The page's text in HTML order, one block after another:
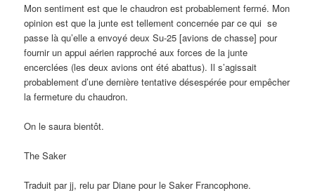
Mon sentiment est que le chaudron est probablement fermé. Mon
opinion est que la junte est tellement concernée par ce qui se
passe là qu’elle a envoyé deux Su-25 [avions de chasse] pour
fournir un appui aérien rapproché aux forces de la junte
encerclées (les deux avions ont été abattus). Il s’agissait
probablement d’une dernière tentative désespérée pour empêcher
la fermeture du chaudron.
On le saura bientôt.
The Saker
Traduit par jj, relu par Diane pour le Saker Francophone.